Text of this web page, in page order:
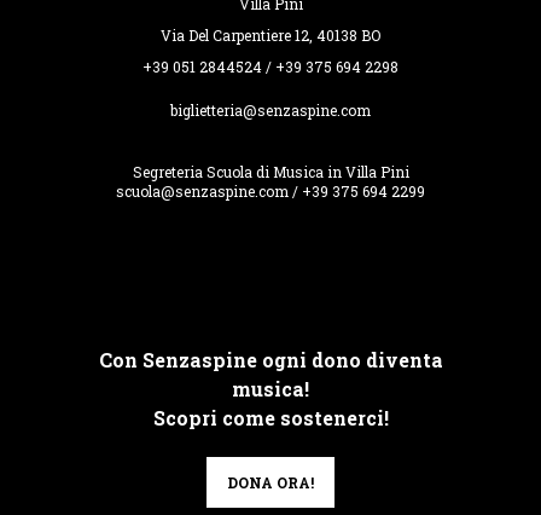
Via Del Carpentiere 12, 40138 BO
+39 051 2844524 / +39 375 694 2298
biglietteria@senzaspine.com
Segreteria Scuola di Musica in Villa Pini
scuola@senzaspine.com / +39 375 694 2299
Con Senzaspine ogni dono diventa
musica!
Scopri come sostenerci!
DONA ORA!